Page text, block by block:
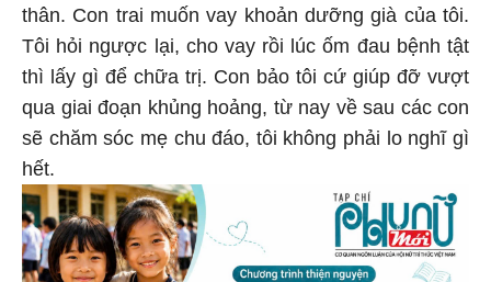
thân. Con trai muốn vay khoản dưỡng già của tôi.
Tôi hỏi ngược lại, cho vay rồi lúc ốm đau bệnh tật
thì lấy gì để chữa trị. Con bảo tôi cứ giúp đỡ vượt
qua giai đoạn khủng hoảng, từ nay về sau các con
sẽ chăm sóc mẹ chu đáo, tôi không phải lo nghĩ gì
hết.